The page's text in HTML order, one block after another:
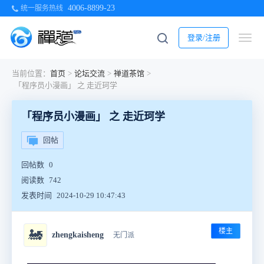
统一服务热线 4006-8899-23
登录/注册
当前位置： 首页 > 论坛交流 > 禅道茶馆 >
「程序员小漫画」 之 走近珂学
「程序员小漫画」 之 走近珂学
回帖
回帖数 0
阅读数 742
发表时间
2024-10-29 10:47:43
🚂 zhengkaisheng 无门派 楼主